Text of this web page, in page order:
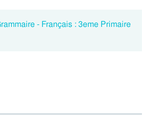
- Français : 3eme Primaire